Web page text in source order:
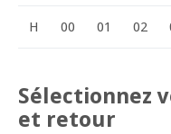
H 00 01 02
Sélectionnez
et retour